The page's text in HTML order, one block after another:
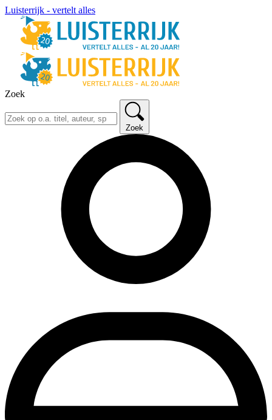
Luisterrijk - vertelt alles
Zoek
Zoek